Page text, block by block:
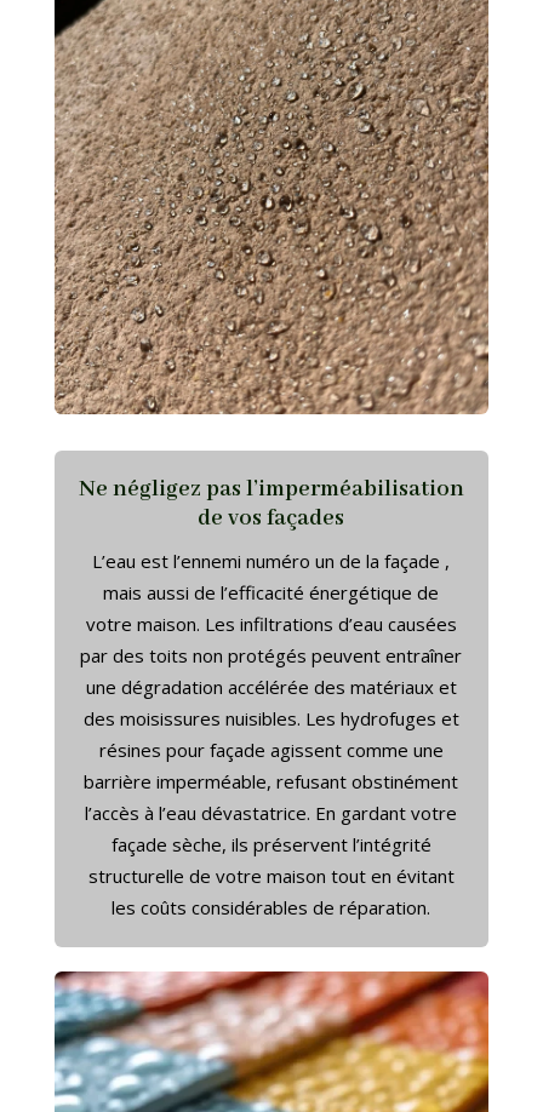
Ne négligez pas l’imperméabilisation
de vos façades
L’eau est l’ennemi numéro un de la façade ,
mais aussi de l’efficacité énergétique de
votre maison. Les infiltrations d’eau causées
par des toits non protégés peuvent entraîner
une dégradation accélérée des matériaux et
des moisissures nuisibles. Les hydrofuges et
résines pour façade agissent comme une
barrière imperméable, refusant obstinément
l’accès à l’eau dévastatrice. En gardant votre
façade sèche, ils préservent l’intégrité
structurelle de votre maison tout en évitant
les coûts considérables de réparation.